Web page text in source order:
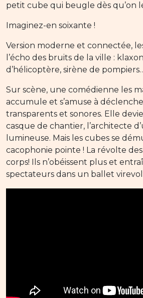
petit cube qui beugle dès qu’on
Imaginez-en soixante !
Version moderne et connectée,
l’écho des bruits de la ville :
d’hélicoptère, sirène de
Sur scène, une comédienne les
accumule et s’amuse à
transparents et sonores. Elle
casque de chantier, l’architecte
lumineuse. Mais les cubes se
cacophonie pointe ! La révolte
corps! Ils n’obéissent plus et
spectateurs dans un ballet